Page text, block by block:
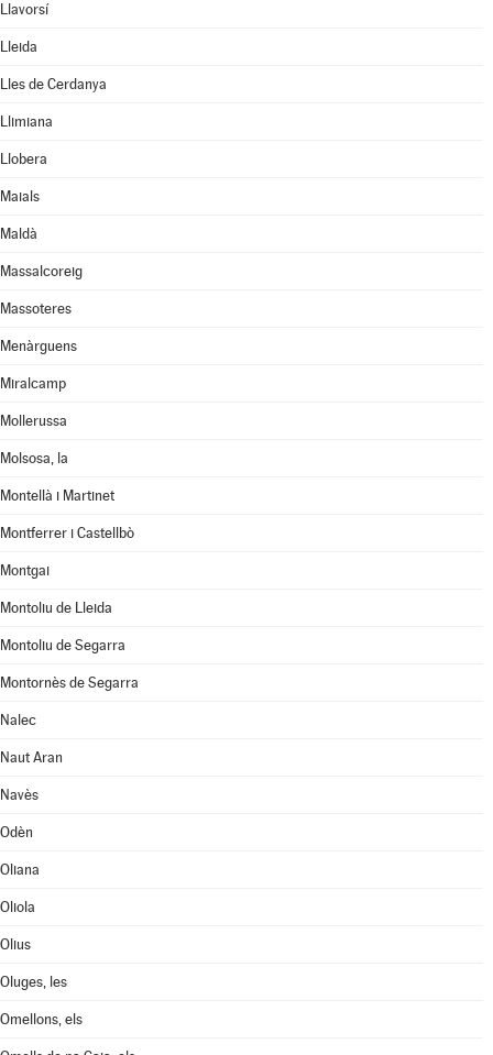
Llavorsí
Lleida
Lles de Cerdanya
Llimiana
Llobera
Maials
Maldà
Massalcoreig
Massoteres
Menàrguens
Miralcamp
Mollerussa
Molsosa, la
Montellà i Martinet
Montferrer i Castellbò
Montgai
Montoliu de Lleida
Montoliu de Segarra
Montornès de Segarra
Nalec
Naut Aran
Navès
Odèn
Oliana
Oliola
Olius
Oluges, les
Omellons, els